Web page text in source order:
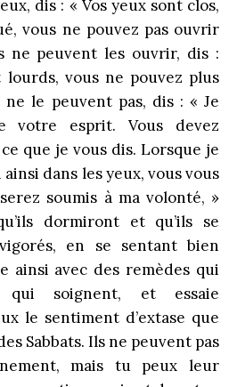
dis : « Vos yeux sont clos,
vous ne pouvez pas ouvrir
ne peuvent les ouvrir, dis :
lourds, vous ne pouvez plus
ne le peuvent pas, dis : « Je
votre esprit. Vous devez
que je vous dis. Lorsque je
dans les yeux, vous vous
soumis à ma volonté, »
dormiront et qu’ils se
en se sentant bien
ainsi avec des remèdes qui
qui soignent, et essaie
le sentiment d’extase que
Sabbats. Ils ne peuvent pas
mais tu peux leur